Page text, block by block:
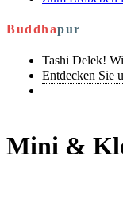
Buddhapur
Tashi Delek!
Entdecken Sie
Mini &